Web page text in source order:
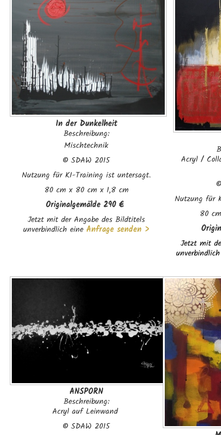
In der Dunkelheit
Beschreibung:
Mischtechnik
©SDAW 2015
Nutzung für KI-Training ist untersagt.
80 cm x 80 cm x 1,8 cm
Originalgemälde 290 €
Jetzt mit der Angabe des Bildtitels
unverbindlich eine Anfrage senden >
Acryl /
Nutzung für
80
Jetzt mit
ANSPORN
Beschreibung:
Acryl auf Leinwand
©SDAW 2015